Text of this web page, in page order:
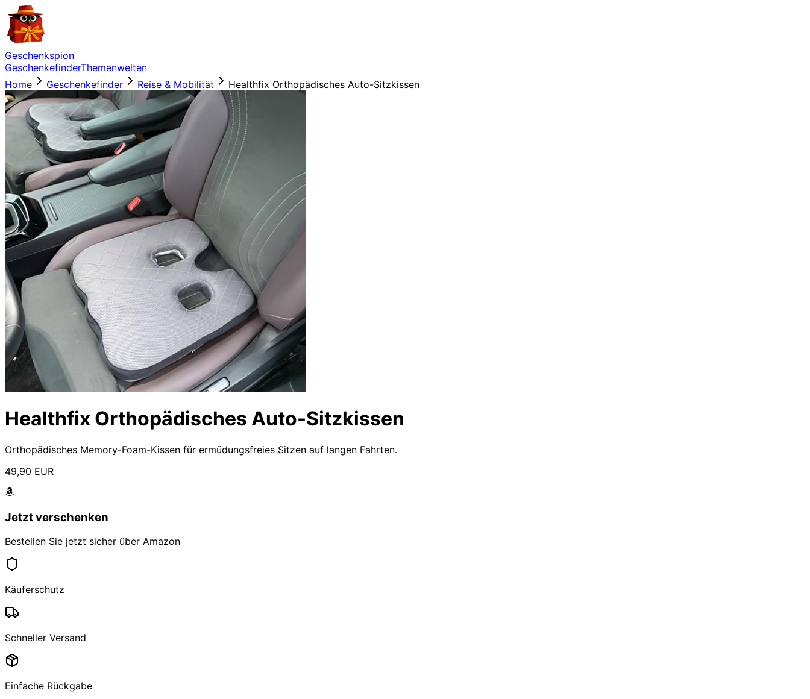
Geschenkspion
GeschenkefinderThemenwelten
Home
Geschenkefinder Reise & Mobilität Healthfix Orthopädisches Auto-Sitzkissen
Healthfix Orthopädisches Auto-Sitzkissen
Orthopädisches Memory-Foam-Kissen für ermüdungsfreies Sitzen auf langen Fahrten.
49,90 EUR
Jetzt verschenken
Bestellen Sie jetzt sicher über Amazon
Käuferschutz
Schneller Versand
Einfache Rückgabe